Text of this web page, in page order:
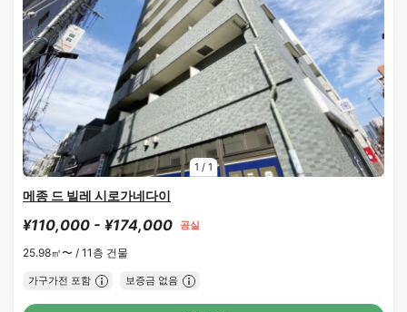
1 / 1
메종 드 빌레 시로가네다이
¥110,000 - ¥174,000 공실
25.98㎡〜 / 11층 건물
가구가전 포함 보증금 없음